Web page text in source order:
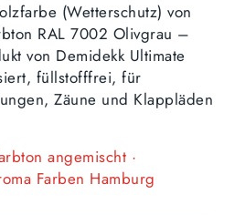
(Wetterschutz) von
RAL 7002 Olivgrau –
von Demidekk Ultimate
füllstofffrei, für
Zäune und Klappläden
angemischt ·
Farben Hamburg